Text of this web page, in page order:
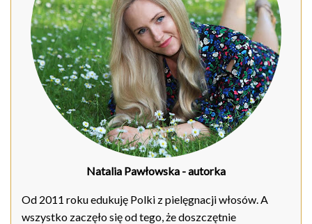
Natalia Pawłowska - autorka
Od 2011 roku edukuję Polki z pielęgnacji włosów. A
wszystko zaczęło się od tego, że doszczętnie